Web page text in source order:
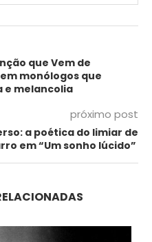
que Vem de
monólogos que
melancolia
próximo post
a poética do limiar de
em “Um sonho lúcido”